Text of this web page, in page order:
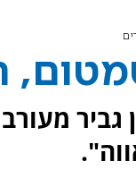
גביר